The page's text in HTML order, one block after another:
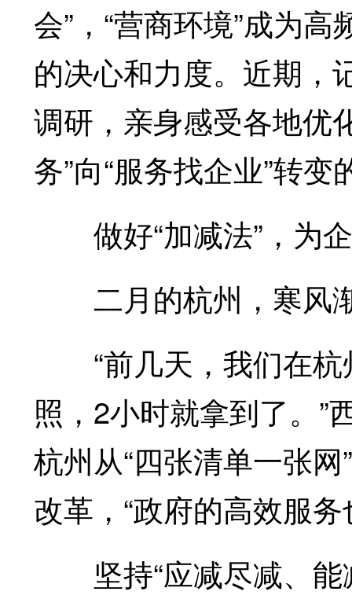
会”，“营商环境”成为
的决心和力度。近期，
调研，亲身感受各地优
务”向“服务找企业”转
做好“加减法”，为
二月的杭州，寒风
“前几天，我们在杭
照，2小时就拿到了。”
杭州从“四张清单一张
改革，“政府的高效服
坚持“应减尽减、能